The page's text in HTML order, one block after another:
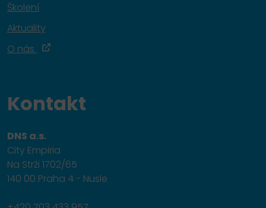
Školení
Aktuality
O nás
Kontakt
DNS a.s.
City Empiria
Na Strži 1702/65
140 00 Praha 4 - Nusle